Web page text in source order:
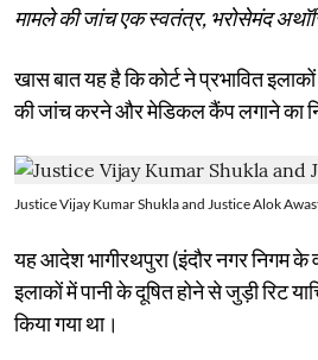
मामले की जांच एक स्वतंत्र, भरोसेमंद
खास बात यह है कि कोर्ट ने प्रभावित इलाकों
की जांच करने और मेडिकल कैंप लगाने का
Justice Vijay Kumar Shukla and Justice Alok
यह आदेश भागीरथपुरा (इंदौर नगर निगम के
इलाकों में पानी के दूषित होने से जुड़ी रिट
किया गया था।